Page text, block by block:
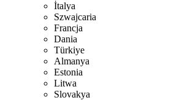
İtalya
Szwajcaria
Francja
Dania
Türkiye
Almanya
Estonia
Litwa
Slovakya